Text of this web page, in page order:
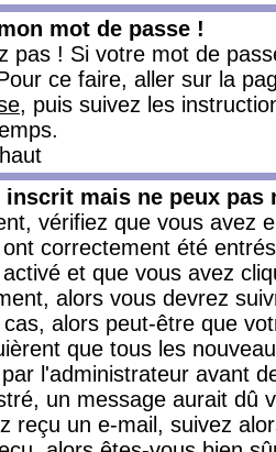
mot de passe !
pas ! Si votre mot de
ce faire, aller sur la
, puis suivez les
inscrit mais ne peux pas
vérifiez que vous avez
correctement été
activé et que vous avez
alors vous devrez
alors peut-être que
que tous les
l'administrateur avant
un message aurait dû
reçu un e-mail, suivez